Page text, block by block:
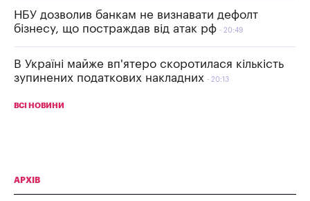
НБУ дозволив банкам не визнавати дефолт
бізнесу, що постраждав від атак рф
20:49
В Україні майже вп'ятеро скоротилася кількість
зупинених податкових накладних
20:13
ВСІ НОВИНИ
АРХІВ